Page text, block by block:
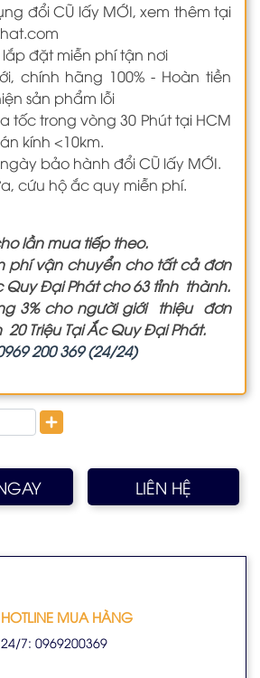
đổi CŨ lấy MỚI, xem thêm tại
đặt miễn phí tận nơi
chính hãng 100% - Hoàn tiền
sản phẩm lỗi
tốc trong vòng 30 Phút tại HCM
kính <10km.
bảo hành đổi CŨ lấy MỚI.
cứu hộ ắc quy miễn phí.
lần mua tiếp theo.
phí vận chuyển cho tất cả đơn
Đại Phát cho 63 tỉnh thành.
3% cho người giới thiệu đơn
Triệu Tại Ắc Quy Đại Phát.
200 369 (24/24)
LIÊN HỆ
HOTLINE MUA HÀNG
24/7: 0969200369